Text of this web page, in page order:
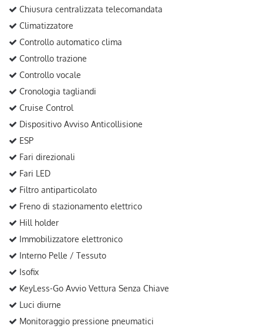
Chiusura centralizzata telecomandata
Climatizzatore
Controllo automatico clima
Controllo trazione
Controllo vocale
Cronologia tagliandi
Cruise Control
Dispositivo Avviso Anticollisione
ESP
Fari direzionali
Fari LED
Filtro antiparticolato
Freno di stazionamento elettrico
Hill holder
Immobilizzatore elettronico
Interno Pelle / Tessuto
Isofix
KeyLess-Go Avvio Vettura Senza Chiave
Luci diurne
Monitoraggio pressione pneumatici